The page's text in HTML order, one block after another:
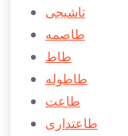
تاشيجی
طاصمه
طاط
طاطوله
طاعت
طاعتداری